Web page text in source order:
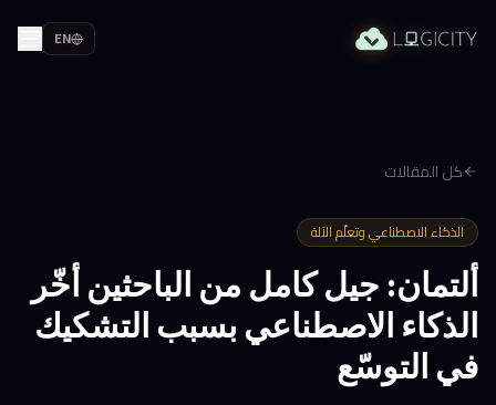
EN
كل المقالات
الذكاء الاصطناعي وتعلّم الآلة
ألتمان: جيل كامل من الباحثين أخّر
الذكاء الاصطناعي بسبب التشكيك
في التوسّع